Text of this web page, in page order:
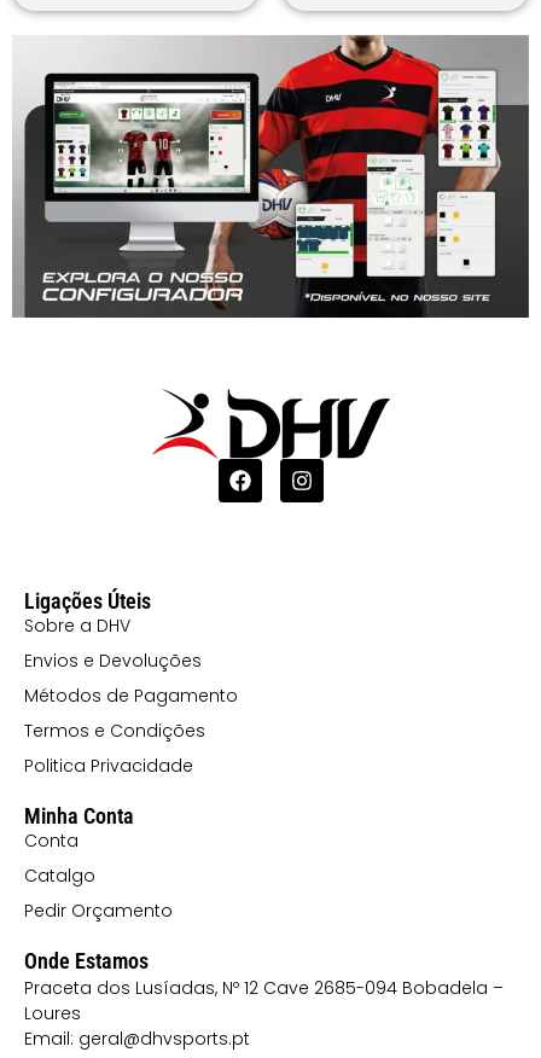
Ligações Úteis
Sobre a DHV
Envios e Devoluções
Métodos de Pagamento
Termos e Condições
Politica Privacidade
Minha Conta
Conta
Catalgo
Pedir Orçamento
Onde Estamos
Praceta dos Lusíadas, Nº 12 Cave 2685-094 Bobadela –
Loures
Email: geral@dhvsports.pt